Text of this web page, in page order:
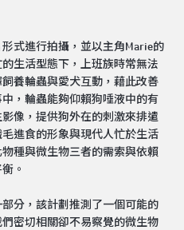
式進行拍攝，並以主角Marie的
生活型態下，上班族時常無法
養輪蟲與愛犬互動，藉此改善
，輪蟲能夠仰賴狗唾液中的有
像，提供狗外在的刺激來排遣
進食的形象與現代人忙於生活
種與微生物三者的需索與依賴
。
分，該計劃推測了一個可能的
密切相關卻不易察覺的微生物